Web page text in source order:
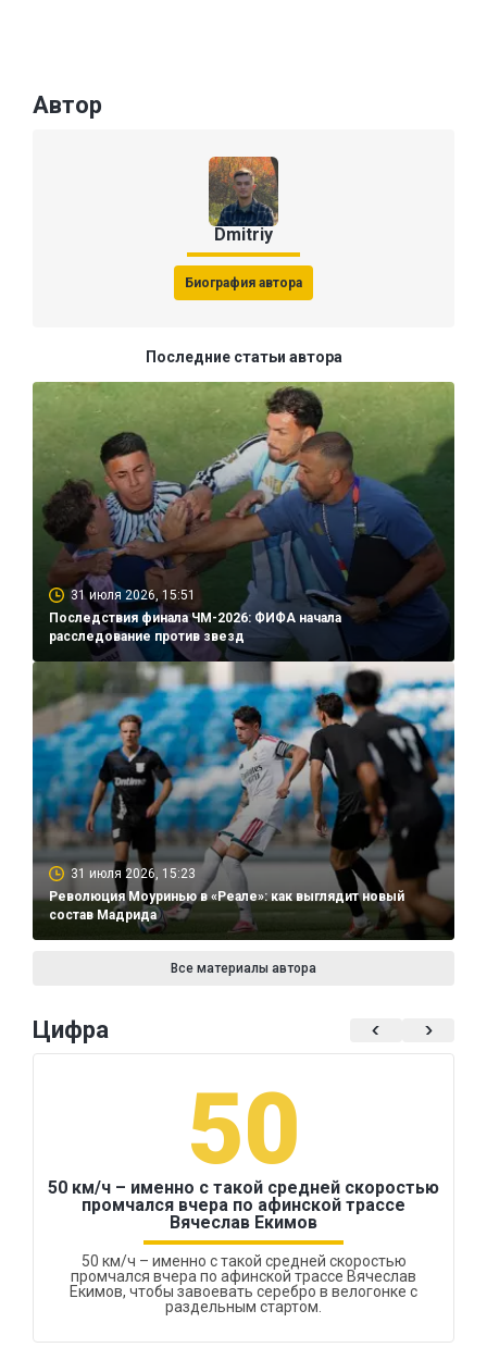
Автор
Dmitriy
Биография автора
Последние статьи автора
31 июля 2026, 15:51
Последствия финала ЧМ-2026: ФИФА начала
расследование против звезд
31 июля 2026, 15:23
Революция Моуринью в «Реале»: как выглядит новый
состав Мадрида
Все материалы автора
Цифра
50
50 км/ч – именно с такой средней скоростью
промчался вчера по афинской трассе
Вячеслав Екимов
50 км/ч – именно с такой средней скоростью
промчался вчера по афинской трассе Вячеслав
Екимов, чтобы завоевать серебро в велогонке с
раздельным стартом.